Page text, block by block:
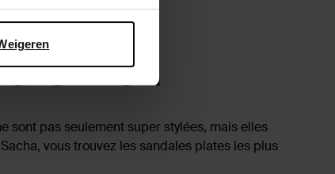
sont pas seulement super stylées, mais elles
vous trouvez les sandales plates les plus